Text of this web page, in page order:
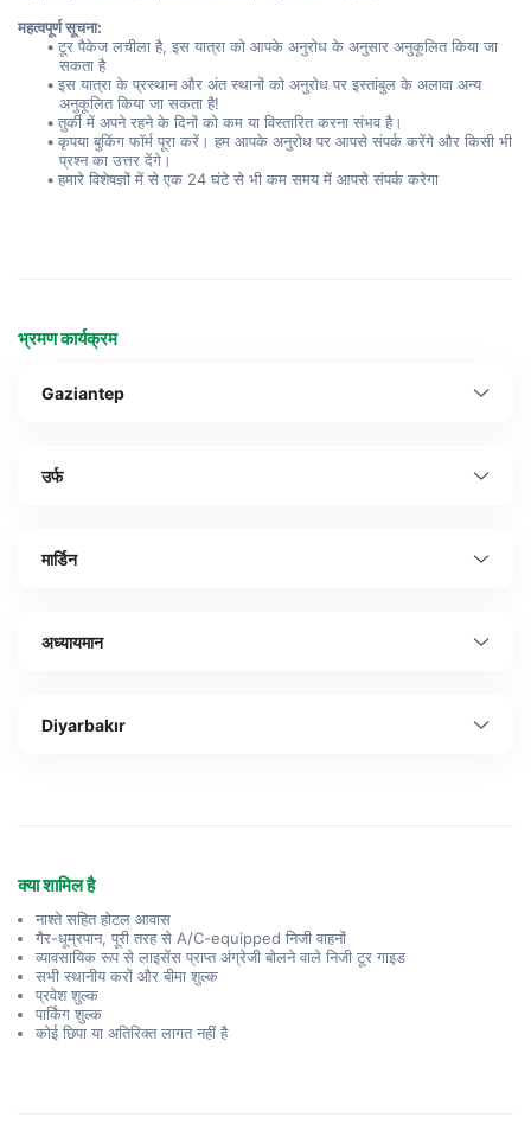
महत्वपूर्ण सूचना:
टूर पैकेज लचीला है, इस यात्रा को आपके अनुरोध के अनुसार अनुकूलित किया जा
सकता है
इस यात्रा के प्रस्थान और अंत स्थानों को अनुरोध पर इस्तांबुल के अलावा अन्य
अनुकूलित किया जा सकता है!
तुर्की में अपने रहने के दिनों को कम या विस्तारित करना संभव है।
कृपया बुकिंग फॉर्म पूरा करें। हम आपके अनुरोध पर आपसे संपर्क करेंगे और किसी भी
प्रश्न का उत्तर देंगे।
हमारे विशेषज्ञों में से एक 24 घंटे से भी कम समय में आपसे संपर्क करेगा
भ्रमण कार्यक्रम
Gaziantep
उर्फ
मार्डिन
अध्यायमान
Diyarbakır
क्या शामिल है
नाश्ते सहित होटल आवास
गैर-धूम्रपान, पूरी तरह से A/C-equipped निजी वाहनों
व्यावसायिक रूप से लाइसेंस प्राप्त अंग्रेजी बोलने वाले निजी टूर गाइड
सभी स्थानीय करों और बीमा शुल्क
प्रवेश शुल्क
पार्किंग शुल्क
कोई छिपा या अतिरिक्त लागत नहीं है